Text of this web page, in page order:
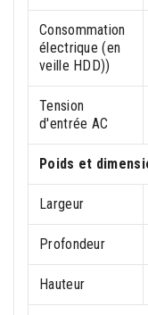
Consommation
électrique (en
veille HDD))
Tension
d'entrée AC
Poids et
Largeur
Profondeur
Hauteur